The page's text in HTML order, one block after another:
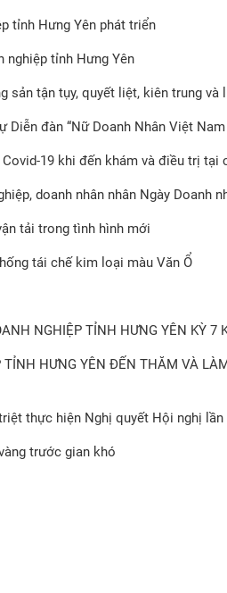
tỉnh Hưng Yên phát triển
nghiệp tỉnh Hưng Yên
sản tận tụy, quyết liệt, kiên trung và
đàn “Nữ Doanh Nhân Việt
19 khi đến khám và điều trị tại
doanh nhân nhân Ngày Doanh
tải trong tình hình mới
tái chế kim loại màu Văn Ổ
NGHIỆP TỈNH HƯNG YÊN KỲ 7
HƯNG YÊN ĐẾN THĂM VÀ
thực hiện Nghị quyết Hội nghị
trước gian khó